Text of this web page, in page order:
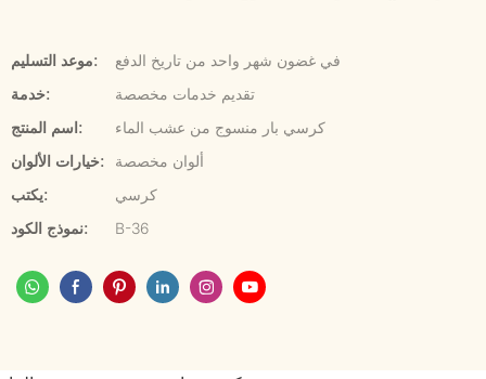
موعد التسليم:
في غضون شهر واحد من تاريخ الدفع
خدمة:
تقديم خدمات مخصصة
اسم المنتج:
كرسي بار منسوج من عشب الماء
خيارات الألوان:
ألوان مخصصة
يكتب:
كرسي
نموذج الكود:
B-36